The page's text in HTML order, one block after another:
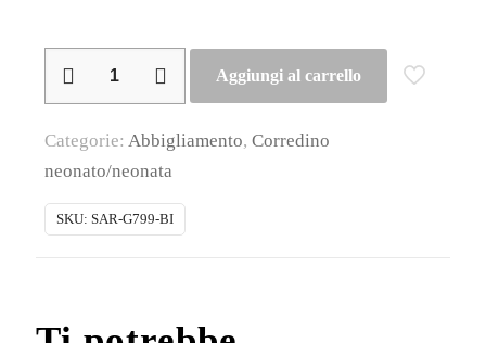
neonata
in
cotone
Aggiungi al carrello
Categorie: Abbigliamento, Corredino
neonato/neonata
SKU: SAR-G799-BI